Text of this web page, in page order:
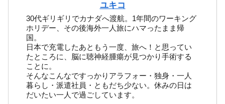
ユキコ
30代ギリギリでカナダへ渡航。1年間のワーキング
ホリデー、その後海外一人旅にハマったまま帰
国。
日本で充電したあともう一度、旅へ！と思ってい
たところに、脳に聴神経腫瘍が見つかり手術する
ことに。
そんなこんなですっかりアラフォー・独身・一人
暮らし・派遣社員・ともだち少ない。休みの日は
だいたい一人で過ごしています。